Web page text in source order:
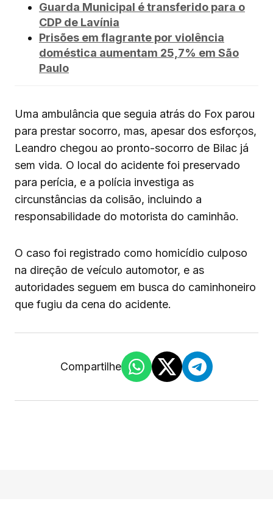
Guarda Municipal é transferido para o
CDP de Lavínia
Prisões em flagrante por violência
doméstica aumentam 25,7% em São
Paulo
Uma ambulância que seguia atrás do Fox parou
para prestar socorro, mas, apesar dos esforços,
Leandro chegou ao pronto-socorro de Bilac já
sem vida. O local do acidente foi preservado
para perícia, e a polícia investiga as
circunstâncias da colisão, incluindo a
responsabilidade do motorista do caminhão.
O caso foi registrado como homicídio culposo
na direção de veículo automotor, e as
autoridades seguem em busca do caminhoneiro
que fugiu da cena do acidente.
Compartilhe